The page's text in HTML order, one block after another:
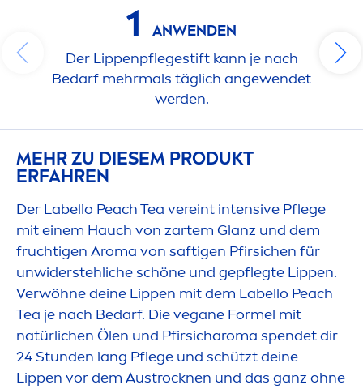
1
ANWENDEN
Der Lippenpflegestift kann je nach
Bedarf mehrmals täglich angewendet
werden.
MEHR ZU DIESEM PRODUKT
ERFAHREN
Der Labello Peach Tea vereint intensive Pflege
mit einem Hauch von zartem Glanz und dem
fruchtigen Aroma von saftigen Pfirsichen für
unwiderstehliche schöne und gepflegte Lippen.
Verwöhne deine Lippen mit dem Labello Peach
Tea je nach Bedarf. Die vegane Formel mit
natürlichen Ölen und Pfirsicharoma spendet dir
24 Stunden lang Pflege und schützt deine
Lippen vor dem Austrocknen und das ganz ohne